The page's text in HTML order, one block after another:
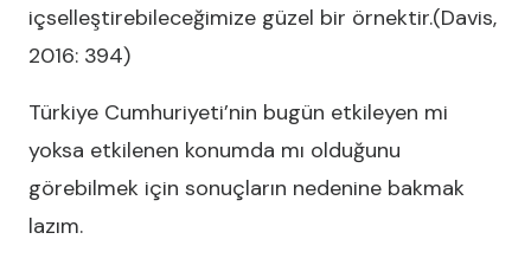
içselleştirebileceğimize güzel bir örnektir.(Davis,
2016: 394)
Türkiye Cumhuriyeti’nin bugün etkileyen mi
yoksa etkilenen konumda mı olduğunu
görebilmek için sonuçların nedenine bakmak
lazım.